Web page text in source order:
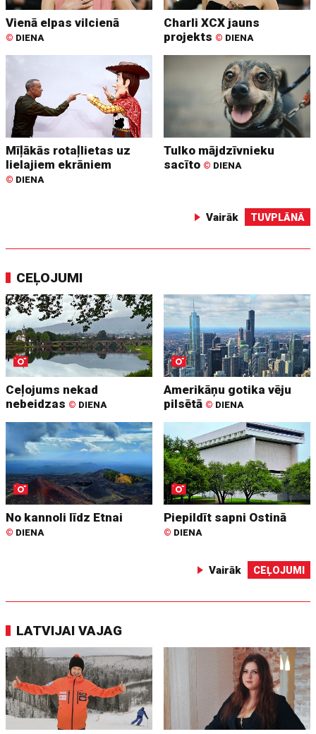
Vienā elpas vilcienā
© DIENA
Charli XCX jauns
projekts © DIENA
Mīļākās rotaļlietas uz
lielajiem ekrāniem
© DIENA
Tulko mājdzīvnieku
sacīto © DIENA
Vairāk TUVPLĀNĀ
CEĻOJUMI
Ceļojums nekad
nebeidzas © DIENA
Amerikāņu gotika vēju
pilsētā © DIENA
No kannoli līdz Etnai
© DIENA
Piepildīt sapni Ostinā
© DIENA
Vairāk CEĻOJUMI
LATVIJAI VAJAG